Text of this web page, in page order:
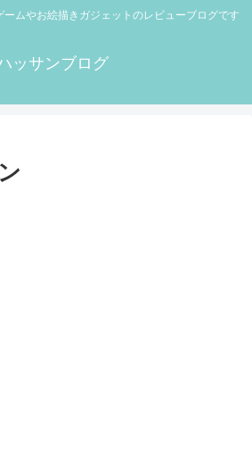
ムやお絵描きガジェットのレビューブログです
ッサンブログ